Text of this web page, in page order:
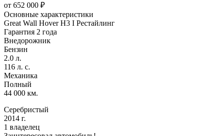
от 652 000 ₽
Основные характеристики
Great Wall Hover H3 I Рестайлинг
Гарантия 2 года
Внедорожник
Бензин
2.0 л.
116 л. с.
Механика
Полный
44 000 км.
Серебристый
2014 г.
1 владелец